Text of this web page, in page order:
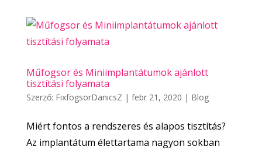
Műfogsor és Miniimplantátumok ajánlott
tisztítási folyamata
Szerző: FixfogsorDanicsZ | febr 21, 2020 | Blog
Miért fontos a rendszeres és alapos tisztítás?
Az implantátum élettartama nagyon sokban